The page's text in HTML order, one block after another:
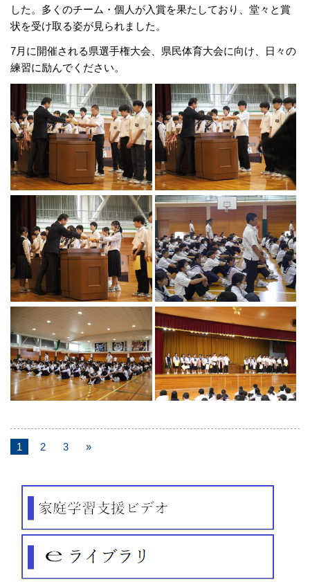
した。多くのチーム・個人が入賞を果たしており、堂々と賞
状を受け取る姿が見られました。
7月に開催される県選手権大会、県民体育大会に向け、日々の
練習に励んでください。
1 2 3 »